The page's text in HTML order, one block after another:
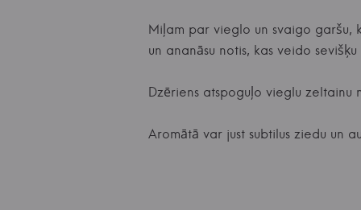
Miļam par vieglo un svaigo garšu,
un ananāsu notis, kas veido
Dzēriens atspoguļo vieglu zeltainu
Aromātā var just subtilus ziedu un